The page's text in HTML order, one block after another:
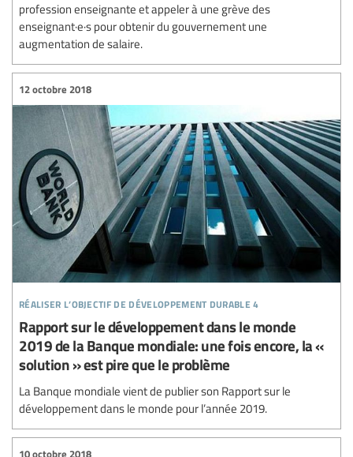
profession enseignante et appeler à une grève des
enseignant·e·s pour obtenir du gouvernement une
augmentation de salaire.
réaliser l’objectif de développement durable 4
12 octobre 2018
Rapport sur le développement dans le monde
2019 de la Banque mondiale: une fois encore, la «
solution » est pire que le problème
La Banque mondiale vient de publier son Rapport sur le
développement dans le monde pour l’année 2019.
10 octobre 2018